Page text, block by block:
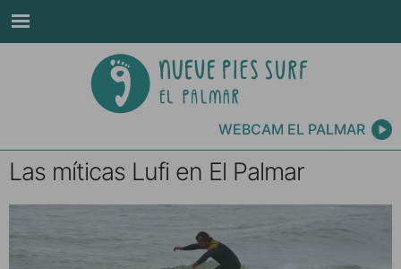
WEBCAM EL PALMAR
Las míticas Lufi en El Palmar